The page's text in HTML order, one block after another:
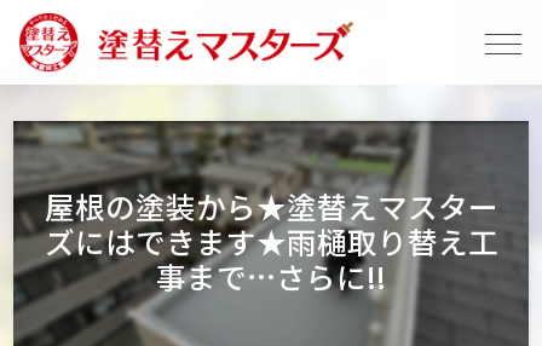
屋根の塗装から★塗替えマスター
ズにはできます★雨樋取り替え工
事まで…さらに!!